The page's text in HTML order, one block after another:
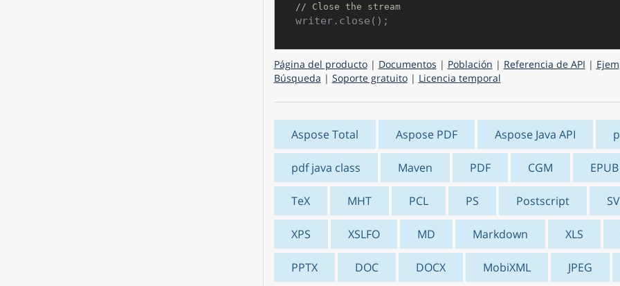
// Close the stream
Página del producto| Documentos | Población | Referencia de API |
Búsqueda | Soporte gratuito| Licencia temporal
Aspose Total Aspose PDF Aspose Java API
pdf java class Maven PDF CGM EPUB
TeX MHT PCL PS Postscript
XPS XSLFO MD Markdown XLS
PPTX DOC DOCX MobiXML JPEG